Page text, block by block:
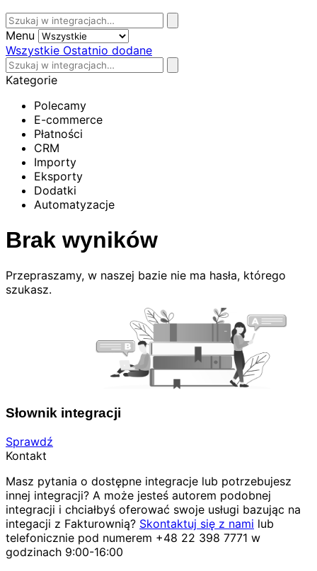
Menu
Wszystkie Ostatnio dodane
Kategorie
Polecamy
E-commerce
Płatności
CRM
Importy
Eksporty
Dodatki
Automatyzacje
Brak wyników
Przepraszamy, w naszej bazie nie ma hasła, którego
szukasz.
Słownik integracji
Sprawdź
Kontakt
Masz pytania o dostępne integracje lub potrzebujesz
innej integracji? A może jesteś autorem podobnej
integracji i chciałbyś oferować swoje usługi bazując na
integacji z Fakturownią? Skontaktuj się z nami lub
telefonicznie pod numerem +48 22 398 7771 w
godzinach 9:00-16:00